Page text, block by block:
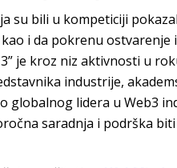
su bili u kompeticiji
i da pokrenu
je kroz niz aktivnosti u
industrije,
globalnog lidera u Web3
saradnja i podrška